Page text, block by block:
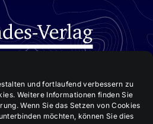
und fortlaufend verbessern zu
Weitere Informationen finden Sie
Wenn Sie das Setzen von Cookies
möchten, können Sie dies